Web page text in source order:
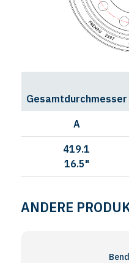
Gesamtdurchmesser
A
419.1
16.5"
ANDERE
Bendix®